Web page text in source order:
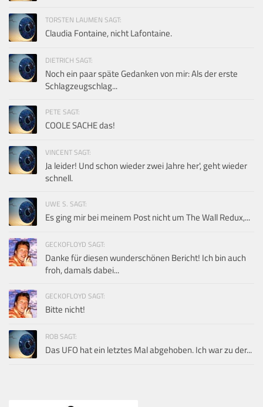
TORSTEN LAUMEN SAGT:
Claudia Fontaine, nicht Lafontaine.
DIETRICH SAGT:
Noch ein paar späte Gedanken von mir: Als der erste
Schlagzeugschlag...
PETE SAGT:
COOLE SACHE das!
VINCENT SAGT:
Ja leider! Und schon wieder zwei Jahre her', geht wieder
schnell.
UWE S. SAGT:
Es ging mir bei meinem Post nicht um The Wall Redux,...
GECKOFLOYD SAGT:
Danke für diesen wunderschönen Bericht! Ich bin auch
froh, damals dabei...
GECKOFLOYD SAGT:
Bitte nicht!
ROB SAGT:
Das UFO hat ein letztes Mal abgehoben. Ich war zu der...